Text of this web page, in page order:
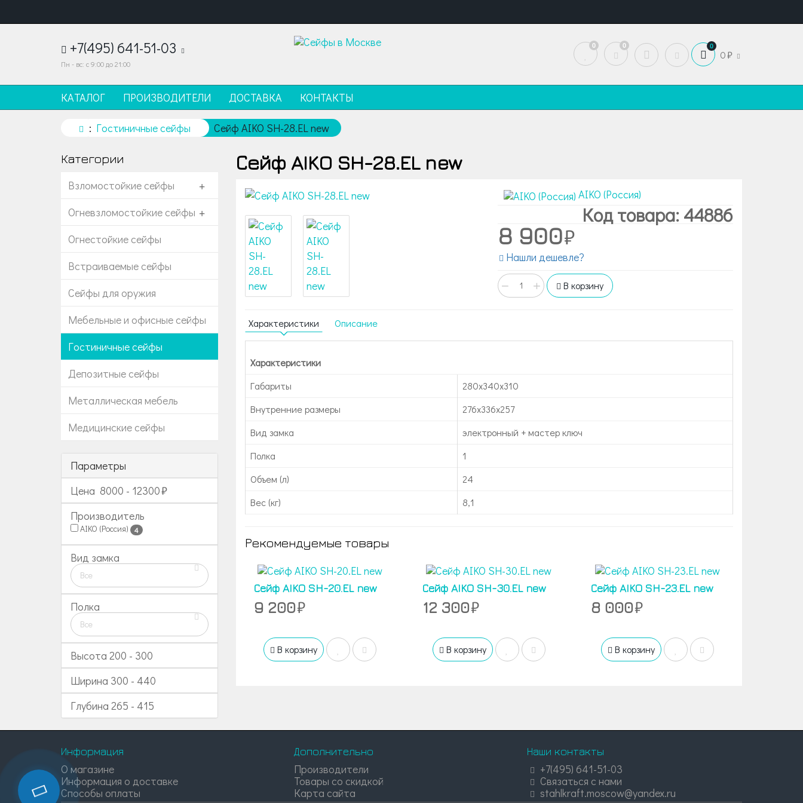
+7(495) 641-51-03
Пн - вс: с 9:00 до 21:00
0 0 0
0
КАТАЛОГ ПРОИЗВОДИТЕЛИ ДОСТАВКА КОНТАКТЫ
Гостиничные сейфы Сейф AIKO SH-28.EL new
Категории
Взломостойкие сейфы +
Огневзломостойкие сейфы +
Огнестойкие сейфы
Встраиваемые сейфы
Сейфы для оружия
Мебельные и офисные сейфы
Гостиничные сейфы
Депозитные сейфы
Металлическая мебель
Медицинские сейфы
Параметры
Цена 8000 - 12300
Производитель
AIKO (Россия) 4
Вид замка
Все
Полка
Все
Высота 200 - 300
Ширина 300 - 440
Глубина 265 - 415
Сейф AIKO SH-28.EL new
AIKO (Россия)
Код товара: 44886
8 900
Нашли дешевле?
− + В корзину
Характеристики Описание
Характеристики
Габариты
280x340x310
Внутренние размеры
276x336x257
Вид замка
электронный + мастер ключ
Полка
1
Объем (л)
24
Вес (кг)
8,1
Рекомендуемые товары
Сейф AIKO SH-20.EL new
9 200
В корзину
Сейф AIKO SH-30.EL new
12 300
В корзину
Сейф AIKO SH-23.EL new
8 000
В корзину
Информация
О магазине
Информация о доставке
Способы оплаты
Дополнительно
Производители
Товары со скидкой
Карта сайта
Наши контакты
+7(495) 641-51-03
Связаться с нами
stahlkraft.moscow@yandex.ru